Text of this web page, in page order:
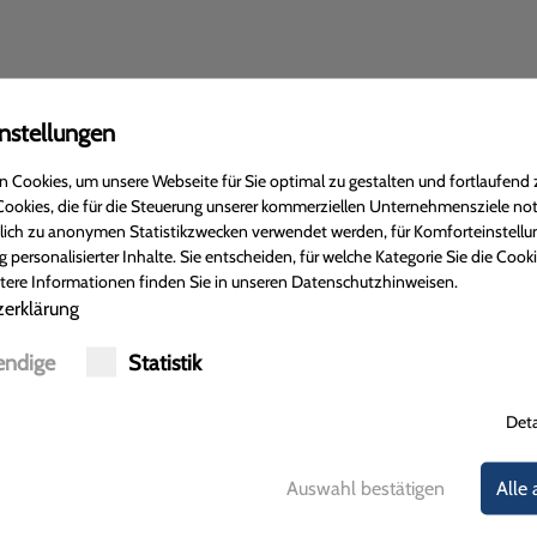
Reise – was viele Menschen unbeschwert genießen können,
Durchfall, Verstopfung und Blähungen kommt, ist von
ansetzen und zu einer deutlichen Linderung führen.
Ihnen am22.11. um 19:00 Uhreinen verständlichen Einblick
zeitlich bedingt, nicht alle 400 im Darm vorkommende
Medizinischen Zentrums am Klinikum, Flurweg 13, Porta
Cookies, um unsere Webseite für Sie optimal zu gestalten und fortlaufend
die für die Steuerung unserer kommerziellen Unternehmensziele
zu anonymen Statistikzwecken verwendet werden, für
personalisierter Inhalte. Sie entscheiden, für welche Kategorie Sie die
Informationen finden Sie in unseren Datenschutzhinweisen.
Statistik
Auswahl bestätigen Alle